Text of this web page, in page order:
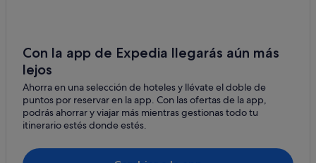
Con la app de Expedia llegarás aún más
lejos
Ahorra en una selección de hoteles y llévate el doble de
puntos por reservar en la app. Con las ofertas de la app,
podrás ahorrar y viajar más mientras gestionas todo tu
itinerario estés donde estés.